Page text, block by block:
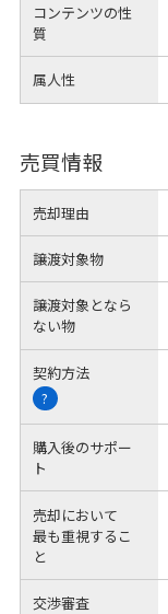
コンテンツの性
質
属人性
売買情報
売却理由
譲渡対象物
譲渡対象となら
ない物
契約方法
?
購入後のサポー
ト
売却において
最も重視するこ
と
交渉審査